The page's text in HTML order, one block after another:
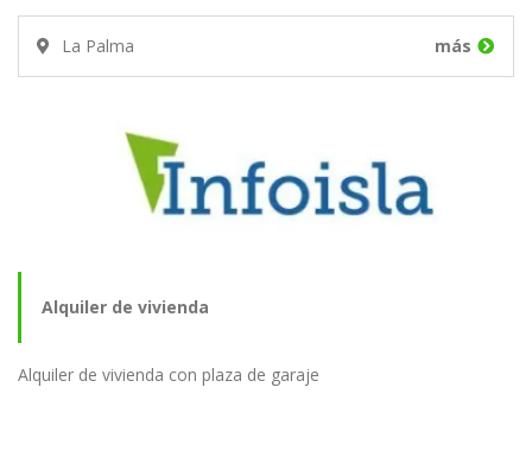
La Palma más
Alquiler de vivienda
Alquiler de vivienda con plaza de garaje